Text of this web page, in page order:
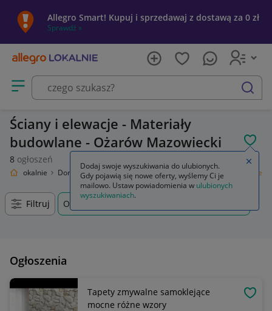
Allegro Smart! Kupuj i sprzedawaj z dostawą za 0 zł
Sprawdź »
Otwórz menu z kategoriami
szukaj
Ściany i elewacje - Materiały
budowlane - Ożarów Mazowiecki
8 ogłoszeń
Lokalnie Dom i Ogród Budownictwo i Akcesoria Ściany i elewacje
Filtruj Ożarów Mazowiecki, Mazowieckie, +0 km
Ogłoszenia
Tapety zmywalne samoklejące
mocne różne wzory
Dodaj swoje wyszukiwania do ulubionych.
Gdy pojawią się nowe oferty, wyślemy Ci je
mailowo. Ustaw powiadomienia w ulubionych
wyszukiwaniach.